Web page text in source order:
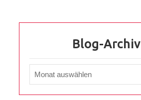
Blog-Archiv